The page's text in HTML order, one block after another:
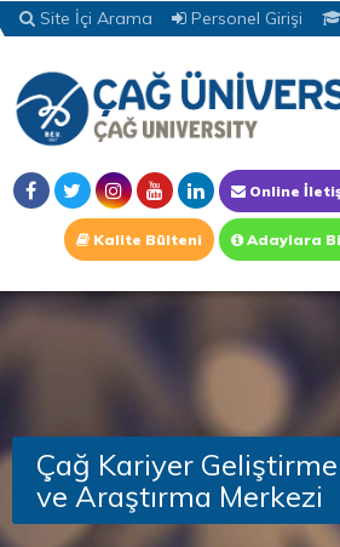
Site İçi Arama Personel Girişi
Online
Kalite Bülteni Adaylara
Çağ Kariyer
ve Araştırma Merkezi